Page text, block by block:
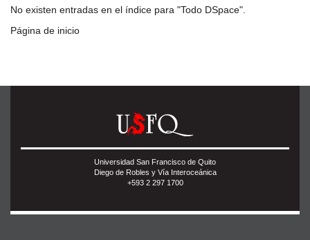
No existen entradas en el índice para "Todo DSpace".
Página de inicio
Universidad San Francisco de Quito
Diego de Robles y Vía Interoceánica
+593 2 297 1700